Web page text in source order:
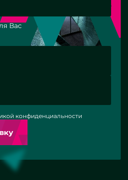
Вас
конфиденциальности